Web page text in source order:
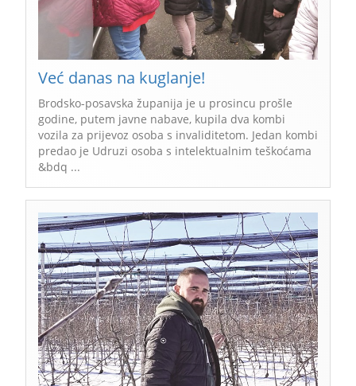
Već danas na kuglanje!
Brodsko-posavska županija je u prosincu prošle
godine, putem javne nabave, kupila dva kombi
vozila za prijevoz osoba s invaliditetom. Jedan kombi
predao je Udruzi osoba s intelektualnim teškoćama
&bdq ...